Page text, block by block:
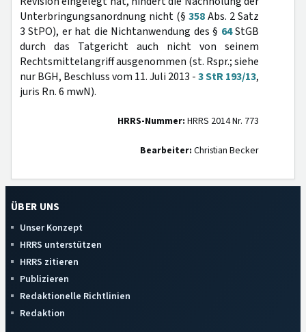
Unterbringungsanordnung nicht (§ 358Abs. 2 Satz
3 StPO), er hat die Nichtanwendung des § 64StGB
durch das Tatgericht auch nicht von seinem
Rechtsmittelangriff ausgenommen (st. Rspr.; siehe
nur BGH, Beschluss vom 11. Juli 2013 -3 StR 193/13,
juris Rn. 6 mwN).
HRRS-Nummer: HRRS 2014 Nr. 773
Bearbeiter: Christian Becker
ÜBER UNS
Unser Konzept
HRRS unterstützen
HRRS zitieren
Publizieren
Redaktionelle Richtlinien
Redaktion